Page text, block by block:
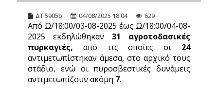
ΔΤ 5905b 04/08/2025 18:04 629
Από Ω/18:00/03-08-2025 έως Ω/18:00/04-08-
2025 εκδηλώθηκαν 31 αγροτοδασικές
πυρκαγιές, από τις οποίες οι 24
αντιμετωπίστηκαν άμεσα, στο αρχικό τους
στάδιο, ενώ οι πυροσβεστικές δυνάμεις
αντιμετωπίζουν ακόμη 7.